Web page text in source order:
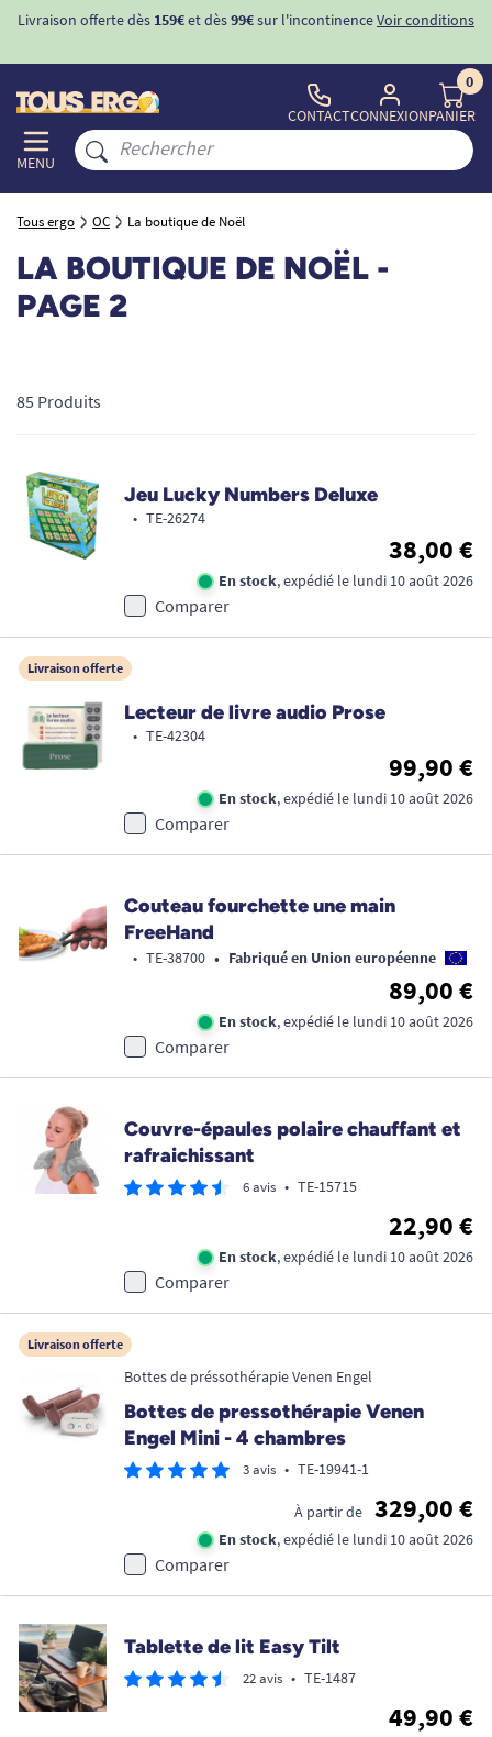
Livraison offerte dès 159€et dès99€sur l'incontinenceVoir conditions
MENU
CONTACTCONNEXION
0
PANIER
Tous ergo OC La boutique de Noël
LA BOUTIQUE DE NOËL -
PAGE 2
85 Produits
Jeu Lucky Numbers Deluxe
• TE-26274
38,00 €
En stock, expédié le lundi 10 août 2026
Comparer
Livraison offerte
Lecteur de livre audio Prose
• TE-42304
99,90 €
En stock, expédié le lundi 10 août 2026
Comparer
Couteau fourchette une main
FreeHand
• TE-38700 • Fabriqué en Union européenne
89,00 €
En stock, expédié le lundi 10 août 2026
Comparer
Couvre-épaules polaire chauffant et
rafraichissant
6 avis • TE-15715
22,90 €
En stock, expédié le lundi 10 août 2026
Comparer
Livraison offerte
Bottes de préssothérapie Venen Engel
Bottes de pressothérapie Venen
Engel Mini - 4 chambres
3 avis • TE-19941-1
À partir de 329,00 €
En stock, expédié le lundi 10 août 2026
Comparer
Tablette de lit Easy Tilt
22 avis • TE-1487
49,90 €